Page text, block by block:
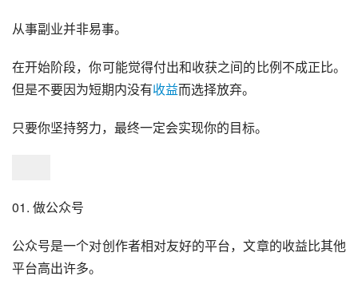
从事副业并非易事。
在开始阶段，你可能觉得付出和收获之间的比例不成正比。
但是不要因为短期内没有收益而选择放弃。
只要你坚持努力，最终一定会实现你的目标。
01. 做公众号
公众号是一个对创作者相对友好的平台，文章的收益比其他
平台高出许多。